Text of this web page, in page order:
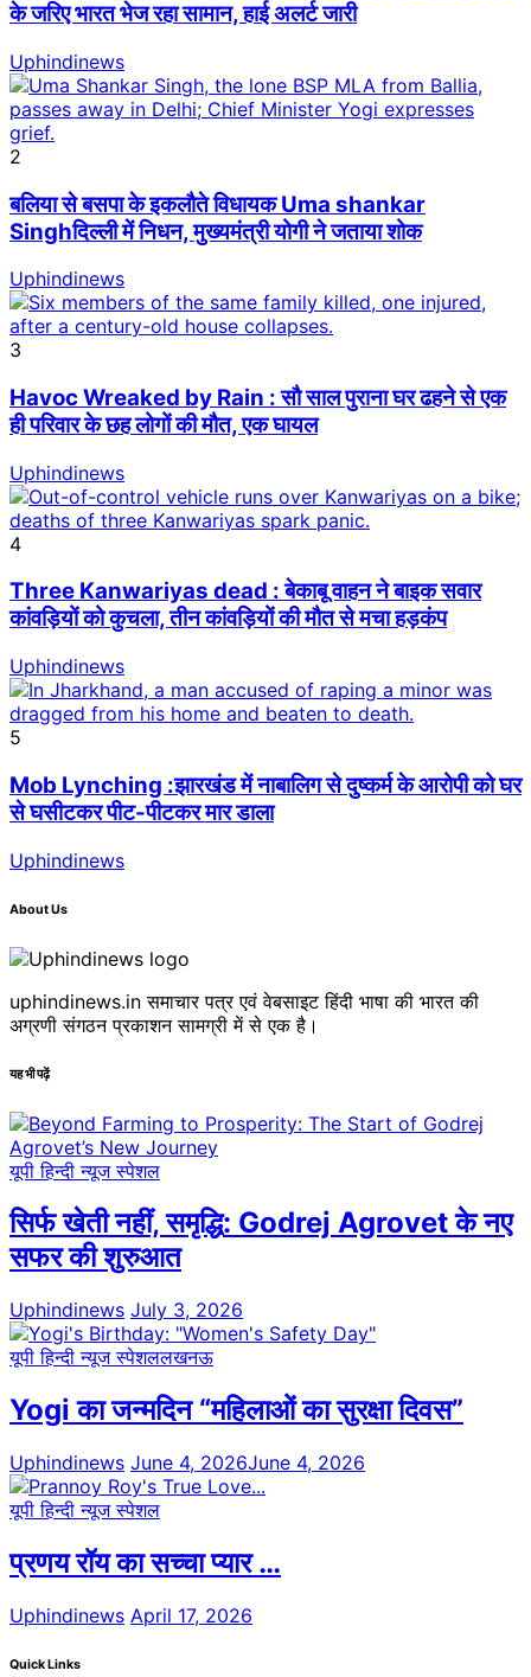
के जरिए भारत भेज रहा सामान, हाई अलर्ट जारी
Uphindinews
2
बलिया से बसपा के इकलौते विधायक Uma shankar
Singhदिल्ली में निधन, मुख्यमंत्री योगी ने जताया शोक
Uphindinews
3
Havoc Wreaked by Rain : सौ साल पुराना घर ढहने से एक
ही परिवार के छह लोगों की मौत, एक घायल
Uphindinews
4
Three Kanwariyas dead : बेकाबू वाहन ने बाइक सवार
कांवड़ियों को कुचला, तीन कांवड़ियों की मौत से मचा हड़कंप
Uphindinews
5
Mob Lynching :झारखंड में नाबालिग से दुष्कर्म के आरोपी को घर
से घसीटकर पीट-पीटकर मार डाला
Uphindinews
About Us
uphindinews.in समाचार पत्र एवं वेबसाइट हिंदी भाषा की भारत की
अग्रणी संगठन प्रकाशन सामग्री में से एक है।
यह भी पढ़ें
यूपी हिन्दी न्यूज स्पेशल
सिर्फ खेती नहीं, समृद्धि: Godrej Agrovet के नए
सफर की शुरुआत
Uphindinews July 3, 2026
यूपी हिन्दी न्यूज स्पेशललखनऊ
Yogi का जन्मदिन “महिलाओं का सुरक्षा दिवस”
Uphindinews June 4, 2026June 4, 2026
यूपी हिन्दी न्यूज स्पेशल
प्रणय रॉय का सच्चा प्यार …
Uphindinews April 17, 2026
Quick Links